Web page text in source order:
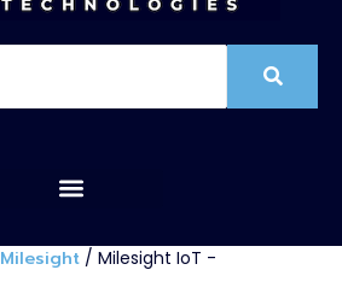
Milesight/ Milesight IoT -